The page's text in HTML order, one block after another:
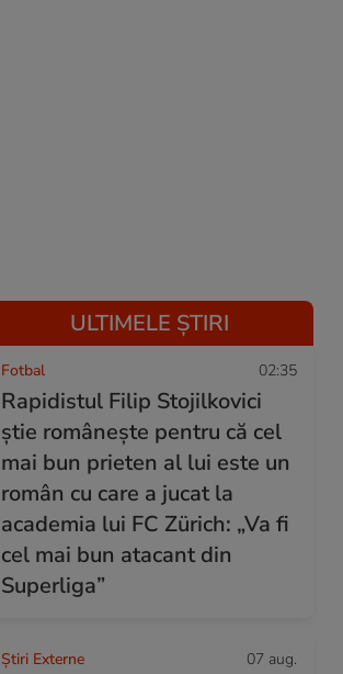
ULTIMELE ȘTIRI
Fotbal 02:35
Rapidistul Filip Stojilkovici
știe românește pentru că cel
mai bun prieten al lui este un
român cu care a jucat la
academia lui FC Zürich: „Va fi
cel mai bun atacant din
Superliga”
Știri Externe 07 aug.